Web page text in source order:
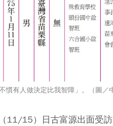
有人做決定比我智障」。（圖／
11/15）日古富源出面受